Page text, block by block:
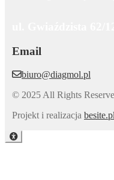
Email
biuro@diagmol.pl
© 2025 All Rights
Projekt i realizacja besite.pl